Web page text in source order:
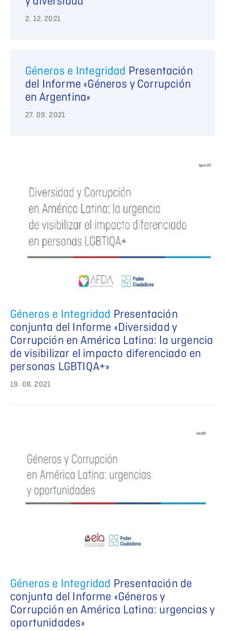
2. 12. 2021
Géneros e Integridad Presentación
del Informe «Géneros y Corrupción
en Argentina»
27. 09. 2021
Géneros e Integridad Presentación
conjunta del Informe «Diversidad y
Corrupción en América Latina: la urgencia
de visibilizar el impacto diferenciado en
personas LGBTIQA+»
19. 08. 2021
Géneros e Integridad Presentación de
conjunta del Informe «Géneros y
Corrupción en América Latina: urgencias y
oportunidades»